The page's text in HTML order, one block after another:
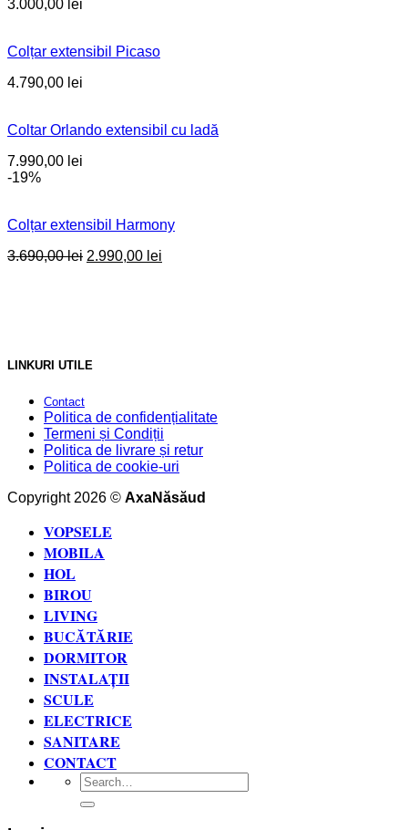
3.000,00 lei
Colțar extensibil Picaso
4.790,00 lei
Coltar Orlando extensibil cu ladă
7.990,00 lei
-19%
Colțar extensibil Harmony
3.690,00lei Original
2.990,00 lei
LINKURI UTILE
Contact
Politica de confidențialitate
Termeni și Condiții
Politica de livrare și retur
Politica de cookie-uri
Copyright 2026 © AxaNăsăud
VOPSELE
MOBILA
HOL
BIROU
LIVING
BUCĂTĂRIE
DORMITOR
INSTALAȚII
SCULE
ELECTRICE
SANITARE
CONTACT
Search
for: